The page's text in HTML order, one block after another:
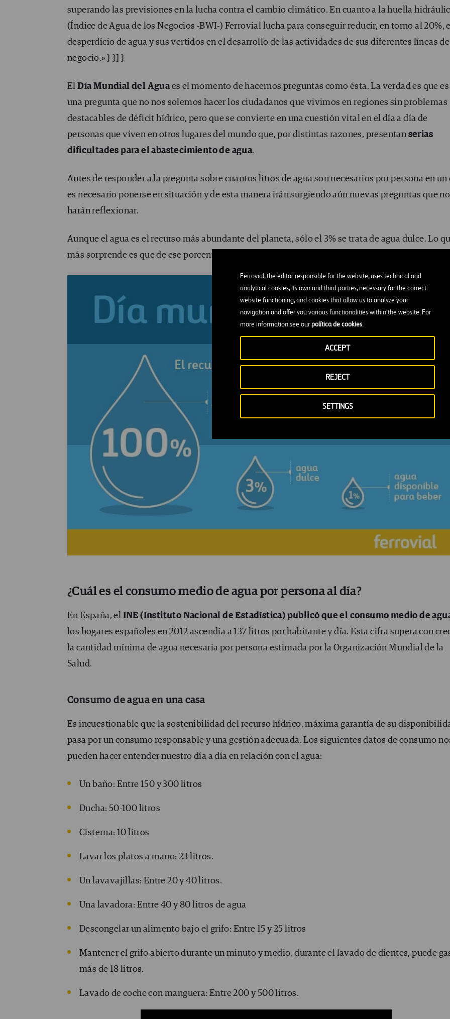
Ferrovial, the editor responsible for the website, uses technical and
analytical cookies, its own and third parties, necessary for the correct
website functioning, and cookies that allow us to analyze your
navigation and offer you various functionalities within the website. For
more information see ourpolítica de cookies.
SETTINGS
REJECT
ACCEPT
superando las previsiones en la lucha contra el cambio climático. En cuanto a la huella
(Índice de Agua de los Negocios -BWI-) Ferrovial lucha para conseguir reducir, en torno al 20%,
desperdicio de agua y sus vertidos en el desarrollo de las actividades de sus diferentes líneas de
negocio.» } }] }
ElDía Mundial del Aguaes el momento de hacernos preguntas como ésta. La verdad es que es
una pregunta que no nos solemos hacer los ciudadanos que vivimos en regiones sin problemas
destacables de déficit hídrico, pero que se convierte en una cuestión vital en el día a día de
personas que viven en otros lugares del mundo que, por distintas razones, presentanserias
dificultades para el abastecimiento de agua.
Antes de responder a la pregunta sobre cuantos litros de agua son necesarios por persona en un
es necesario ponerse en situación y de esta manera irán surgiendo aún nuevas preguntas que
harán reflexionar.
Aunque el agua es el recurso más abundante del planeta, sólo el 3% se trata de agua dulce. Lo
más sorprende es que de ese porcentaje minúsculo,
¿Cuál es el consumo medio de agua por persona al día?
En España, el INE (Instituto Nacional de Estadística) publicó que el consumo medio de
los hogares españoles en 2012 ascendía a 137 litros por habitante y día. Esta cifra supera con
la cantidad mínima de agua necesaria por persona estimada por la Organización Mundial de la
Salud.
Consumo de agua en una casa
Es incuestionable que la sostenibilidad del recurso hídrico, máxima garantía de su
pasa por un consumo responsable y una gestión adecuada. Los siguientes datos de consumo
pueden hacer entender nuestro día a día en relación con el agua:
Un baño: Entre 150 y 300 litros
Ducha: 50-100 litros
Cisterna: 10 litros
Lavar los platos a mano: 23 litros.
Un lavavajillas: Entre 20 y 40 litros.
Una lavadora: Entre 40 y 80 litros de agua
Descongelar un alimento bajo el grifo: Entre 15 y 25 litros
Mantener el grifo abierto durante un minuto y medio, durante el lavado de dientes, puede
más de 18 litros.
Lavado de coche con manguera: Entre 200 y 500 litros.